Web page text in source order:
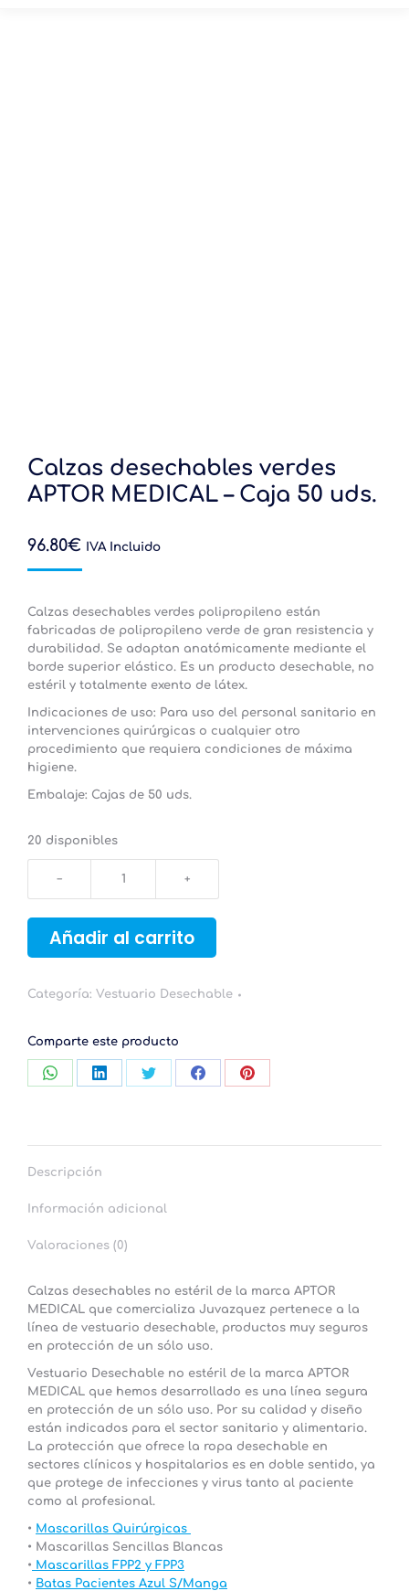
Calzas desechables verdes
APTOR MEDICAL – Caja 50 uds.
96.80€ IVA Incluido
Calzas desechables verdes polipropileno están
fabricadas de polipropileno verde de gran resistencia y
durabilidad. Se adaptan anatómicamente mediante el
borde superior elástico. Es un producto desechable, no
estéril y totalmente exento de látex.
Indicaciones de uso: Para uso del personal sanitario en
intervenciones quirúrgicas o cualquier otro
procedimiento que requiera condiciones de máxima
higiene.
Embalaje: Cajas de 50 uds.
20 disponibles
APTOR
MEDICAL
-
50
Añadir al carrito
Categoría: Vestuario Desechable
Comparte este producto
CompartirCompartirCompartirCompartirCompartir
Descripción
Información adicional
Valoraciones (0)
Calzas desechables no estéril de la marca APTOR
MEDICAL que comercializa Juvazquez pertenece a la
línea de vestuario desechable, productos muy seguros
en protección de un sólo uso.
Vestuario Desechable no estéril de la marca APTOR
MEDICAL que hemos desarrollado es una línea segura
en protección de un sólo uso. Por su calidad y diseño
están indicados para el sector sanitario y alimentario.
La protección que ofrece la ropa desechable en
sectores clínicos y hospitalarios es en doble sentido, ya
que protege de infecciones y virus tanto al paciente
como al profesional.
• Mascarillas Quirúrgicas
• Mascarillas Sencillas Blancas
• Mascarillas FPP2 y FPP3
• Batas Pacientes Azul S/Manga